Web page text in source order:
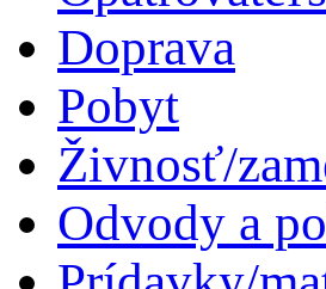
Doprava
Pobyt
Živnosť/
Odvody a